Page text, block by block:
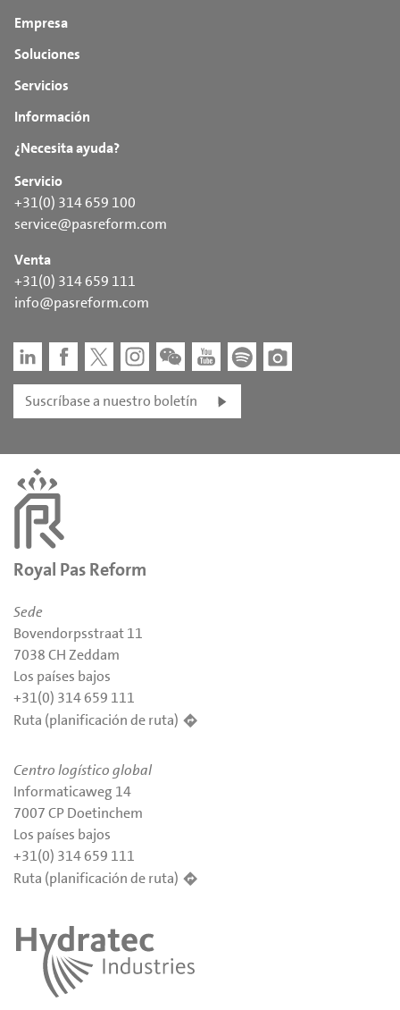
Empresa
Soluciones
Servicios
Información
¿Necesita ayuda?
Servicio
+31(0) 314 659 100
service@pasreform.com
Venta
+31(0) 314 659 111
info@pasreform.com
Suscríbase a nuestro boletín
Royal Pas Reform
Sede
Bovendorpsstraat 11
7038 CH Zeddam
Los países bajos
+31(0) 314 659 111
Ruta (planificación de ruta)
Centro logístico global
Informaticaweg 14
7007 CP Doetinchem
Los países bajos
+31(0) 314 659 111
Ruta (planificación de ruta)